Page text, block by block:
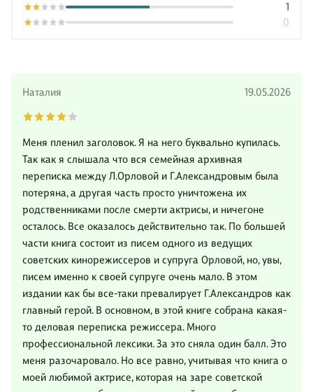
0
1
Наталия 19.05.2026
Меня пленил заголовок. Я на него буквально купилась.
Так как я слышала что вся семейная архивная
переписка между Л.Орловой и Г.Александровым была
потеряна, а другая часть просто уничтожена их
родственниками после смерти актрисы, и ничегоне
осталось. Все оказалось действительно так. По большей
части книга состоит из писем одного из ведущих
советских кинорежиссеров и супруга Орловой, но, увы,
писем именно к своей супруге очень мало. В этом
издании как бы все-таки превалирует Г.Александров как
главный герой. В основном, в этой книге собрана какая-
то деловая переписка режиссера. Много
профессиональной лексики. За это сняла один балл. Это
меня разочаровало. Но все равно, учитывая что книга о
моей любимой актрисе, которая на заре советской